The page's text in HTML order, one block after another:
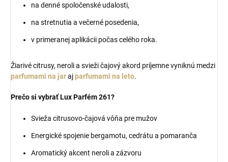
na denné spoločenské udalosti,
na stretnutia a večerné posedenia,
v primeranej aplikácii počas celého roka.
Žiarivé citrusy, neroli a svieži čajový akord príjemne vyniknú medzi
parfumami na jarajparfumami na leto.
Prečo si vybrať Lux Parfém 261?
Svieža citrusovo-čajová vôňa pre mužov
Energické spojenie bergamotu, cedrátu a pomaranča
Aromatický akcent neroli a zázvoru